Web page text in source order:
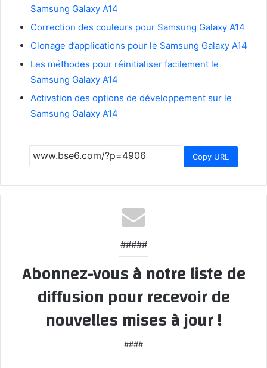
Samsung Galaxy A14
Correction des couleurs pour Samsung Galaxy A14
Clonage d’applications pour le Samsung Galaxy A14
Les méthodes pour réinitialiser facilement le
Samsung Galaxy A14
Activation des options de développement sur le
Samsung Galaxy A14
Copy URL
#####
Abonnez-vous à notre liste de
diffusion pour recevoir de
nouvelles mises à jour !
####